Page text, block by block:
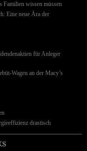
Familien wissen müssen
Eine neue Ära der
für Anleger
Wagen an der Macy’s
drastisch